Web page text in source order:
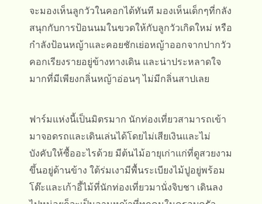
จะมองเห็นลูกวัวในคอกได้ทันที มองเห็นเด็กๆที่กลัง
สนุกกับการป้อนนมในขวดให้กับลูกวัวเกิดใหม่ หรือ
กำลังป้อนหญ้าและคอยชักเย่อหญ้าออกจากปากวัว
คอกเรียงรายอยู่ข้างทางเดิน และน่าประหลาดใจ
มากที่มีเพียงกลิ่นหญ้าอ่อนๆ ไม่มีกลิ่นสาปเลย
ฟาร์มแห่งนี้เป็นมิตรมาก นักท่องเที่ยวสามารถเข้า
มาจอดรถและเดินเล่นได้โดยไม่เสียเงินและไม่
บังคับให้ซื้ออะไรด้วย มีต้นไม้อายุเก่าแก่ที่ดูสวยงาม
ขึ้นอยู่ด้านข้าง ใต้ร่มเงามีพื้นระเบียงไม้ปูอยู่พร้อม
โต๊ะและเก้าอี้ไม้ที่นักท่องเที่ยวมานั่งจิบชา เดินลง